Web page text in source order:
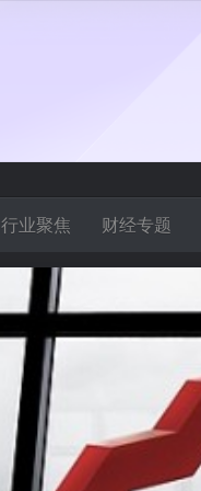
行业聚焦 财经专题